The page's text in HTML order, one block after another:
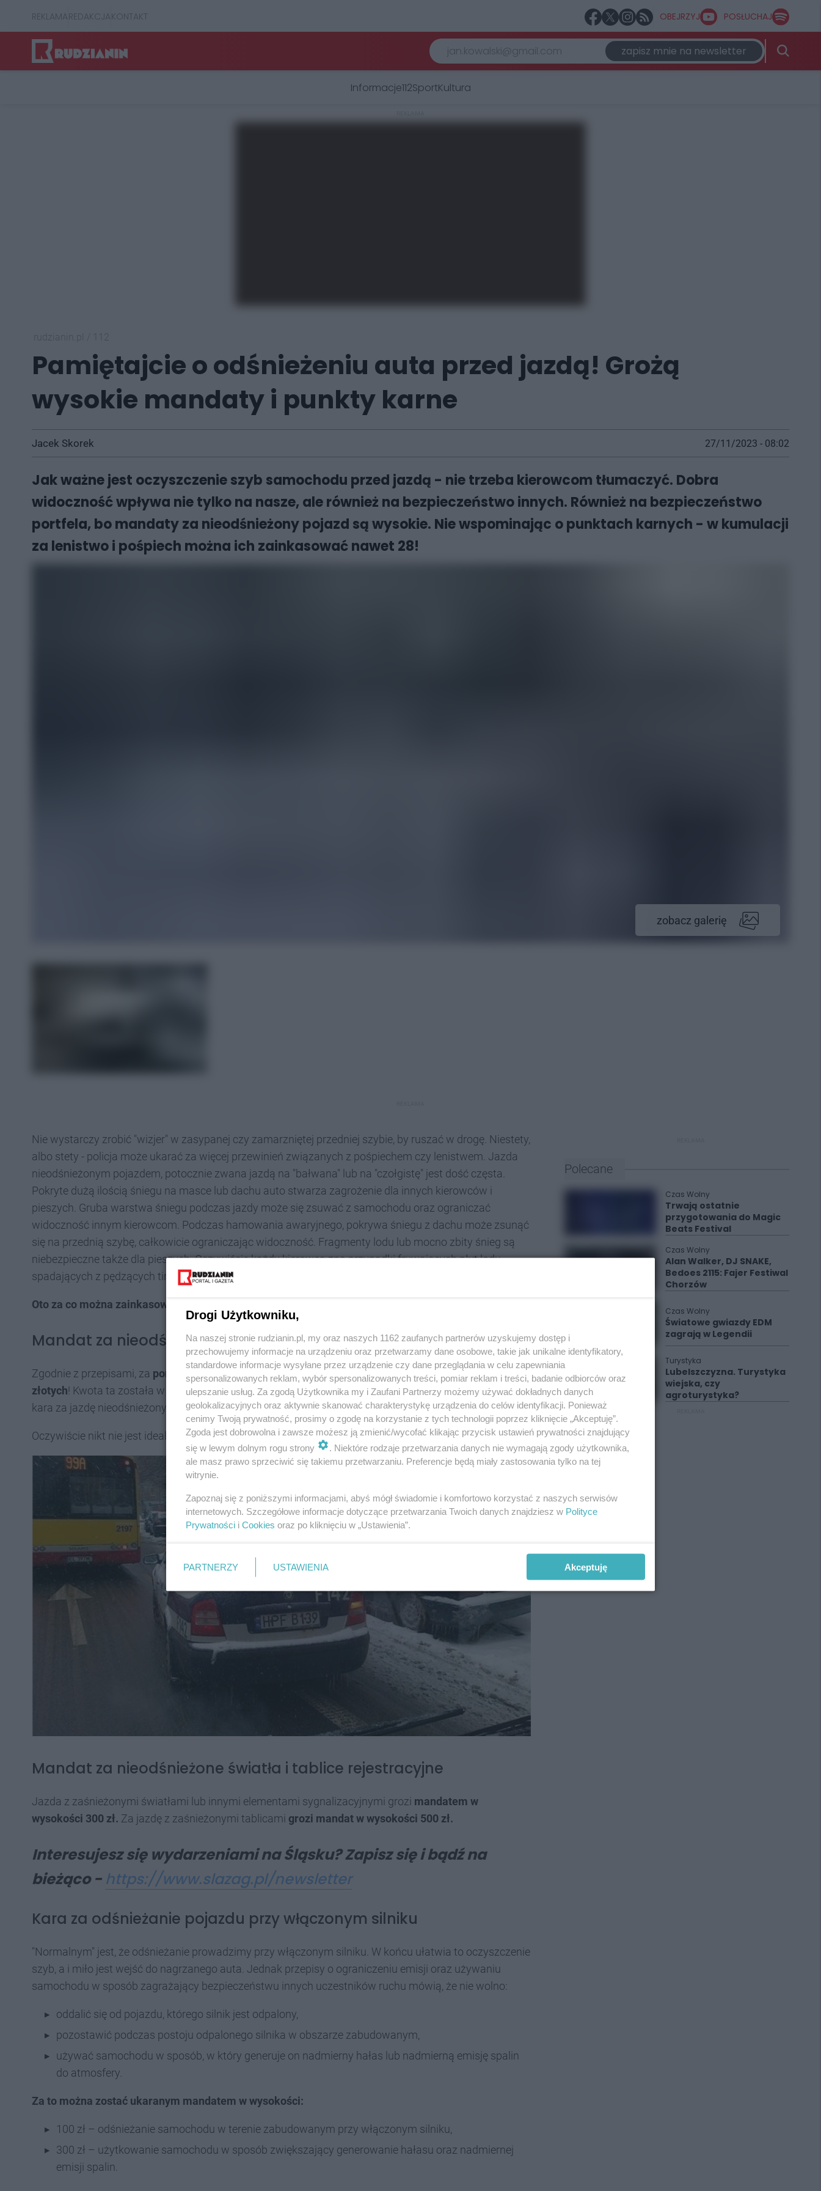
REKLAMAREDAKCJAKONTAKT OBEJRZYJ POSŁUCHAJ
zapisz mnie na newsletter
Informacje112SportKultura
Pamiętajcie o odśnieżeniu auta przed jazdą! Grożą
wysokie mandaty i punkty karne
Jacek Skorek 27/11/2023 - 08:02
Jak ważne jest oczyszczenie szyb samochodu przed jazdą - nie trzeba kierowcom tłumaczyć. Dobra
widoczność wpływa nie tylko na nasze, ale również na bezpieczeństwo innych. Również na bezpieczeństwo
portfela, bo mandaty za nieodśnieżony pojazd są wysokie. Nie wspominając o punktach karnych - w kumulacji
za lenistwo i pośpiech można ich zainkasować nawet 28!
zobacz galerię
Nie wystarczy zrobić "wizjer" w zasypanej czy zamarzniętej przedniej szybie, by ruszać w drogę. Niestety,
albo stety - policja może ukarać za więcej przewinień związanych z pośpiechem czy lenistwem. Jazda
nieodśnieżonym pojazdem, potocznie zwana jazdą na "bałwana" lub na "czołgistę" jest dość częsta.
Pokryte dużą ilością śniegu na masce lub dachu auto stwarza zagrożenie dla innych kierowców i
pieszych. Gruba warstwa śniegu podczas jazdy może się zsuwać z samochodu oraz ograniczać
widoczność innym kierowcom. Podczas hamowania awaryjnego, pokrywa śniegu z dachu może zsunąć
się na przednią szybę, całkowicie ograniczając widoczność. Fragmenty lodu lub mocno zbity śnieg są
niebezpieczne także dla pieszych. Oczywiście każdy kierowca zna przypadki fruwających płyt lodu
spadających z pędzących tirów...
Oto za co można zainkasować mandat:
Mandat za nieodśnieżony samochód
Zgodnie z przepisami, za poruszanie się nieodśnieżonym autem grozi mandat w wysokości do 3000
złotych! Kwota ta została w 2023 podniesiona aż 6-krotnie w stosunku do kwoty z 2022 roku - wtedy
kara za jazdę nieodśnieżonym samochodem wynosiła 500 zł.
Oczywiście nikt nie jest idealny 🙆🤣😂
Mandat za nieodśnieżone światła i tablice rejestracyjne
Jazda z zaśnieżonymi światłami lub innymi elementami sygnalizacyjnymi grozi mandatem w
wysokości 300 zł. Za jazdę z zaśnieżonymi tablicami grozi mandat w wysokości 500 zł.
Interesujesz się wydarzeniami na Śląsku? Zapisz się i bądź na
bieżąco - https://www.slazag.pl/newsletter
Kara za odśnieżanie pojazdu przy włączonym silniku
"Normalnym" jest, że odśnieżanie prowadzimy przy włączonym silniku. W końcu ułatwia to oczyszczenie
szyb, a i miło jest wejść do nagrzanego auta. Jednak przepisy o ograniczeniu emisji oraz używaniu
samochodu w sposób zagrażający bezpieczeństwu innych uczestników ruchu mówią, że nie wolno:
oddalić się od pojazdu, którego silnik jest odpalony,
pozostawić podczas postoju odpalonego silnika w obszarze zabudowanym,
używać samochodu w sposób, w który generuje on nadmierny hałas lub nadmierną emisję spalin
do atmosfery.
Za to można zostać ukaranym mandatem w wysokości:
100 zł – odśnieżanie samochodu w terenie zabudowanym przy włączonym silniku,
300 zł – użytkowanie samochodu w sposób zwiększający generowanie hałasu oraz nadmiernej
emisji spalin.
Polecane
Czas Wolny
Trwają ostatnie
przygotowania do Magic
Beats Festival
Czas Wolny
Alan Walker, DJ SNAKE,
Bedoes 2115: Fajer Festiwal
Chorzów
Czas Wolny
Światowe gwiazdy EDM
zagrają w Legendii
Turystyka
Lubelszczyzna. Turystyka
wiejska, czy
agroturystyka?
Drogi Użytkowniku,
Na naszej stronie rudzianin.pl, my oraz naszych 1162 zaufanych partnerów uzyskujemy dostęp i
przechowujemy informacje na urządzeniu oraz przetwarzamy dane osobowe, takie jak unikalne identyfikatory,
standardowe informacje wysyłane przez urządzenie czy dane przeglądania w celu zapewniania
spersonalizowanych reklam, wybór spersonalizowanych treści, pomiar reklam i treści, badanie odbiorców oraz
ulepszanie usług. Za zgodą Użytkownika my i Zaufani Partnerzy możemy używać dokładnych danych
geolokalizacyjnych oraz aktywnie skanować charakterystykę urządzenia do celów identyfikacji. Ponieważ
cenimy Twoją prywatność, prosimy o zgodę na korzystanie z tych technologii poprzez kliknięcie „Akceptuję”.
Zgoda jest dobrowolna i zawsze możesz ją zmienić/wycofać klikając przycisk ustawień prywatności znajdujący
się w lewym dolnym rogu strony
. Niektóre rodzaje przetwarzania danych nie wymagają zgody użytkownika,
ale masz prawo sprzeciwić się takiemu przetwarzaniu. Preferencje będą miały zastosowania tylko na tej
witrynie.
Zapoznaj się z poniższymi informacjami, abyś mógł świadomie i komfortowo korzystać z naszych serwisów
internetowych. Szczegółowe informacje dotyczące przetwarzania Twoich danych znajdziesz w Polityce
Prywatności i Cookies oraz po kliknięciu w „Ustawienia”.
PARTNERZY USTAWIENIA Akceptuję